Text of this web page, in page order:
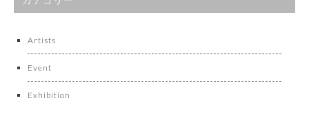
Artists
Event
Exhibition